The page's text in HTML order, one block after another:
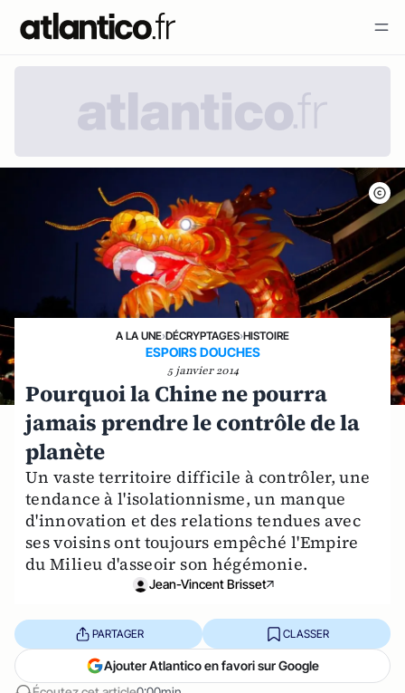
A LA UNE›DÉCRYPTAGES›HISTOIRE
ESPOIRS DOUCHES
5 janvier 2014
Pourquoi la Chine ne pourra
jamais prendre le contrôle de la
planète
Un vaste territoire difficile à contrôler, une
tendance à l'isolationnisme, un manque
d'innovation et des relations tendues avec
ses voisins ont toujours empêché l'Empire
du Milieu d'asseoir son hégémonie.
Jean-Vincent Brisset
PARTAGER CLASSER
Ajouter Atlantico en favori sur Google